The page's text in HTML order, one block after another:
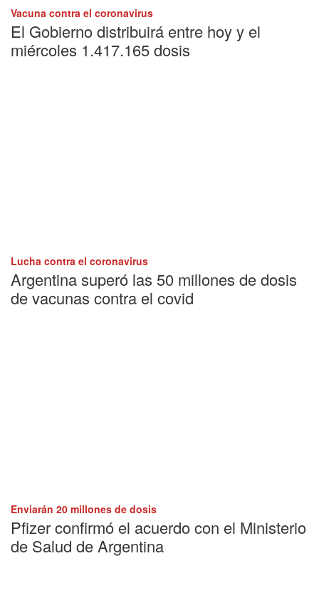
Vacuna contra el coronavirus
El Gobierno distribuirá entre hoy y el
miércoles 1.417.165 dosis
Lucha contra el coronavirus
Argentina superó las 50 millones de dosis
de vacunas contra el covid
Enviarán 20 millones de dosis
Pfizer confirmó el acuerdo con el Ministerio
de Salud de Argentina